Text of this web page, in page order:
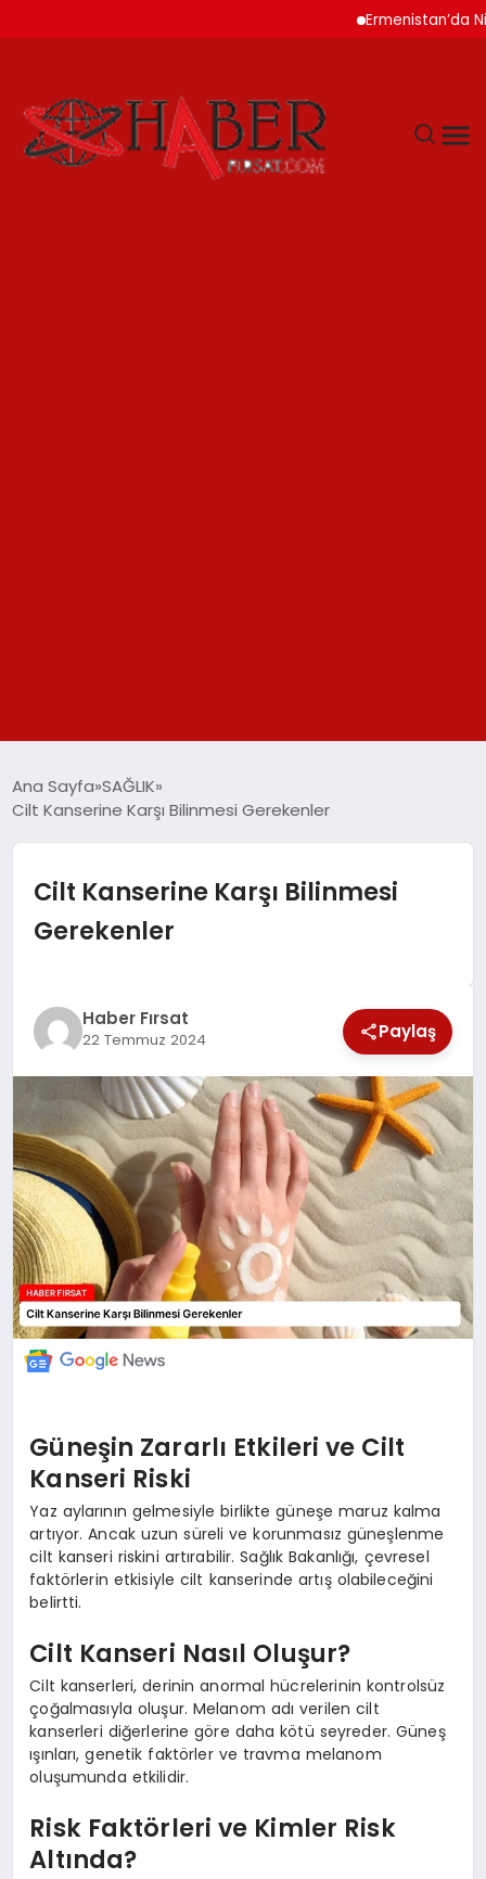
Ermenistan’da Nikol
YAŞAM
TEKNOLOJİ
EKONOMİ
MAGAZİN
EĞİTİM
DÜNYA
Ana Sayfa SAĞLIK
Cilt Kanserine Karşı Bilinmesi Gerekenler
Cilt Kanserine Karşı Bilinmesi
Gerekenler
Haber Fırsat
22 Temmuz 2024 Paylaş
Güneşin Zararlı Etkileri ve Cilt
Kanseri Riski
Yaz aylarının gelmesiyle birlikte güneşe maruz kalma
artıyor. Ancak uzun süreli ve korunmasız güneşlenme
cilt kanseri riskini artırabilir. Sağlık Bakanlığı, çevresel
faktörlerin etkisiyle cilt kanserinde artış olabileceğini
belirtti.
Cilt Kanseri Nasıl Oluşur?
Cilt kanserleri, derinin anormal hücrelerinin kontrolsüz
çoğalmasıyla oluşur. Melanom adı verilen cilt
kanserleri diğerlerine göre daha kötü seyreder. Güneş
ışınları, genetik faktörler ve travma melanom
oluşumunda etkilidir.
Risk Faktörleri ve Kimler Risk
Altında?